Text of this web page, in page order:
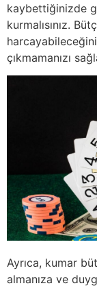
kaybettiğinizde
kurmalısınız.
çıkmamanızı
Ayrıca, kumar
almanıza ve